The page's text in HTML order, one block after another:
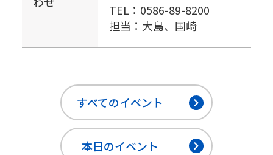
TEL：0586-89-8200
担当：大島、国崎
すべてのイベント
本日のイベント